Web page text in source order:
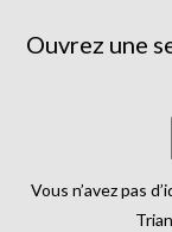
Ouvrez une
Vous n’avez pas